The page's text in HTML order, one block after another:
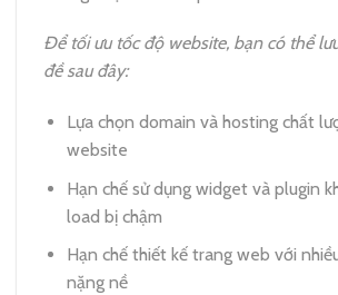
Để tối ưu tốc độ website, bạn có thể
đề sau đây:
Lựa chọn domain và hosting chất
website
Hạn chế sử dụng widget và plugin
load bị chậm
Hạn chế thiết kế trang web với
nặng nề